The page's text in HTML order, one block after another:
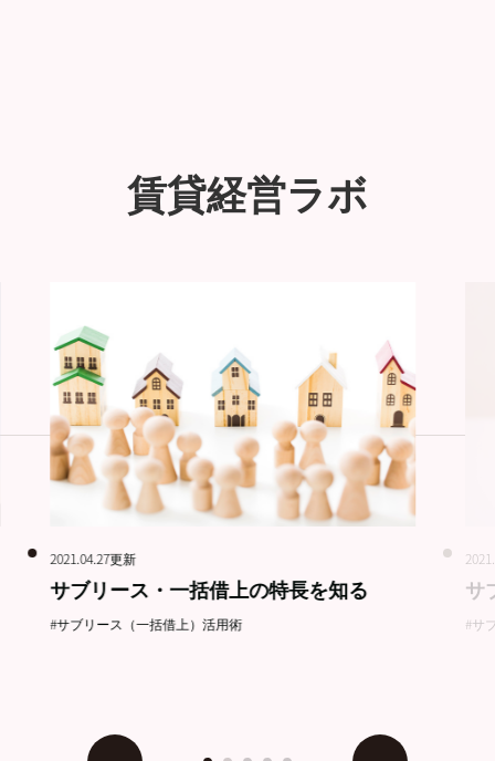
賃貸経営ラボ
2021.04.27更新
サブリース・一括借上の特長を知る
#サブリース（一括借上）活用術
サ
#サ